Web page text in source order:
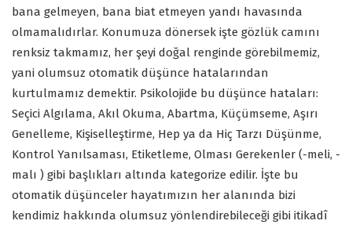
bana gelmeyen, bana biat etmeyen yandı havasında
olmamalıdırlar. Konumuza dönersek işte gözlük camını
renksiz takmamız, her şeyi doğal renginde görebilmemiz,
yani olumsuz otomatik düşünce hatalarından
kurtulmamız demektir. Psikolojide bu düşünce hataları:
Seçici Algılama, Akıl Okuma, Abartma, Küçümseme, Aşırı
Genelleme, Kişiselleştirme, Hep ya da Hiç Tarzı Düşünme,
Kontrol Yanılsaması, Etiketleme, Olması Gerekenler (-meli, -
malı ) gibi başlıkları altında kategorize edilir. İşte bu
otomatik düşünceler hayatımızın her alanında bizi
kendimiz hakkında olumsuz yönlendirebileceği gibi itikadî